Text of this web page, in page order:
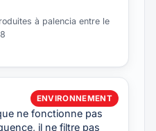
à palencia entre le
ENVIRONNEMENT
ne fonctionne pas
il ne filtre pas